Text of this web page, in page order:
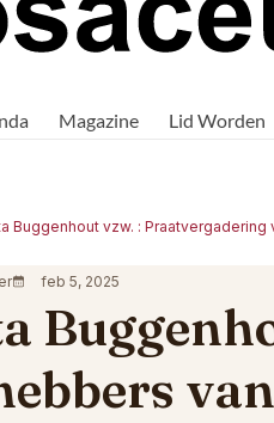
Magazine Lid Worden
feb 5, 2025